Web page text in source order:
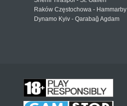
Raków Częstochowa - Hammarby
Dynamo Kyiv - Qarabağ Agdam